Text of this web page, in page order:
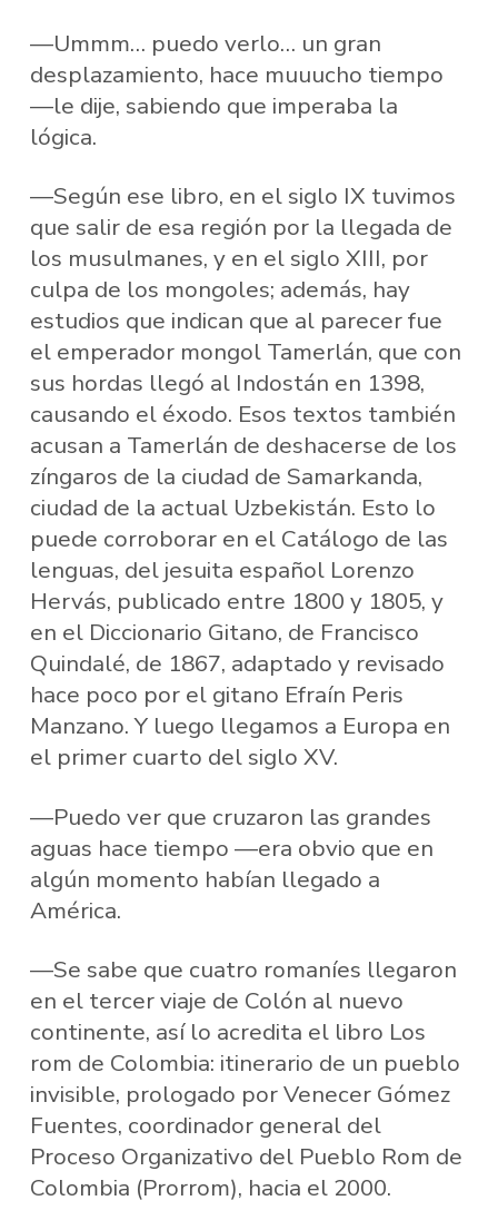
—Ummm… puedo verlo… un gran
desplazamiento, hace muuucho tiempo
—le dije, sabiendo que imperaba la
lógica.
—Según ese libro, en el siglo IX tuvimos
que salir de esa región por la llegada de
los musulmanes, y en el siglo XIII, por
culpa de los mongoles; además, hay
estudios que indican que al parecer fue
el emperador mongol Tamerlán, que con
sus hordas llegó al Indostán en 1398,
causando el éxodo. Esos textos también
acusan a Tamerlán de deshacerse de los
zíngaros de la ciudad de Samarkanda,
ciudad de la actual Uzbekistán. Esto lo
puede corroborar en el Catálogo de las
lenguas, del jesuita español Lorenzo
Hervás, publicado entre 1800 y 1805, y
en el Diccionario Gitano, de Francisco
Quindalé, de 1867, adaptado y revisado
hace poco por el gitano Efraín Peris
Manzano. Y luego llegamos a Europa en
el primer cuarto del siglo XV.
—Puedo ver que cruzaron las grandes
aguas hace tiempo —era obvio que en
algún momento habían llegado a
América.
—Se sabe que cuatro romaníes llegaron
en el tercer viaje de Colón al nuevo
continente, así lo acredita el libro Los
rom de Colombia: itinerario de un pueblo
invisible, prologado por Venecer Gómez
Fuentes, coordinador general del
Proceso Organizativo del Pueblo Rom de
Colombia (Prorrom), hacia el 2000.